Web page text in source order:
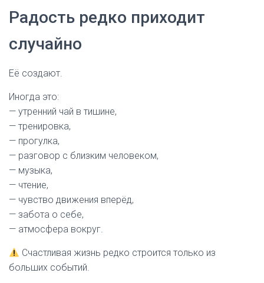
Радость редко приходит
случайно
Её создают.
Иногда это:
— утренний чай в тишине,
— тренировка,
— прогулка,
— разговор с близким человеком,
— музыка,
— чтение,
— чувство движения вперёд,
— забота о себе,
— атмосфера вокруг.
Счастливая жизнь редко строится только из
больших событий.